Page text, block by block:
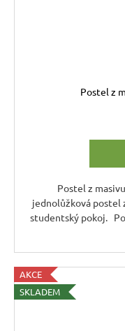
Postel z
Postel z
jednolůžková postel
studentský pokoj.
AKCE
SKLADEM